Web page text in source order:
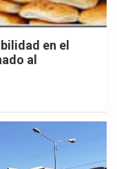
en el
al